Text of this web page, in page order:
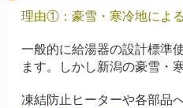
理由①：豪雪・寒冷地によ
一般的に給湯器の設計標準
ます。しかし新潟の豪雪・
凍結防止ヒーターや各部品